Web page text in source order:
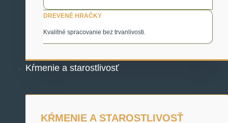
DREVENÉ HRAČKY
Kvalitné spracovanie bez trvanlivosti.
Kŕmenie a starostlivosť
KŔMENIE A STAROSTLIVOSŤ